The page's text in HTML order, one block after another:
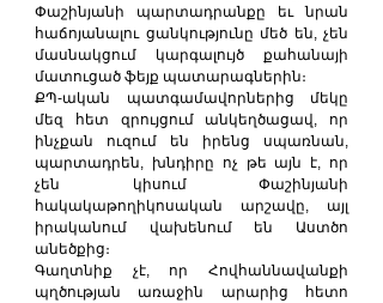
Փաշինյանի պարտադրանքը եւ նրան
հաճոյանալու ցանկությունը մեծ են, չեն
մասնակցում կարգալույծ քահանայի
մատուցած ֆեյք պատարագներին։
ՔՊ-ական պատգամավորներից մեկը
մեզ հետ զրույցում անկեղծացավ, որ
ինչքան ուզում են իրենց սպառնան,
պարտադրեն, խնդիրը ոչ թե այն է, որ
չեն կիսում Փաշինյանի
հակակաթողիկոսական արշավը, այլ
իրականում վախենում են Աստծո
անեծքից։
Գաղտնիք չէ, որ Հովհաննավանքի
պղծության առաջին արարից հետո